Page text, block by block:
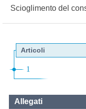
Scioglimento del